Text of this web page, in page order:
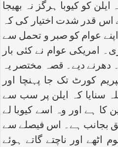
کو کیوبا ہرگز نہ بھیجا
اس قدر شدت اختیار کی کہ
عوام کو صبر و تحمل سے
امریکی عوام نے کئی بار
دھرنے دیے۔ قصہ مختصر یہ
کورٹ تک جا پہنچا اور
سنایا کہ ایلن پر سب سے
کا ہے اور وہ اسے کیوبا لے
حق بجانب ہے۔ اس فیصلے سے
اور ناچتے گاتے ہوئے